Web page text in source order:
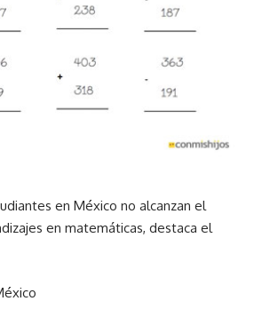
en México no alcanzan el
en matemáticas, destaca el